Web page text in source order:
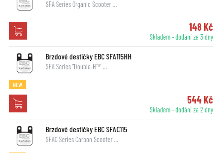
SFA Series Organic Scooter …
148 Kč
Skladem - dodání za 3 dny
Brzdové destičky EBC SFA115HH
SFA Series "Double-H™" …
NEW
544 Kč
Skladem - dodání za 2 dny
Brzdové destičky EBC SFAC115
SFAC Series Carbon Scooter …